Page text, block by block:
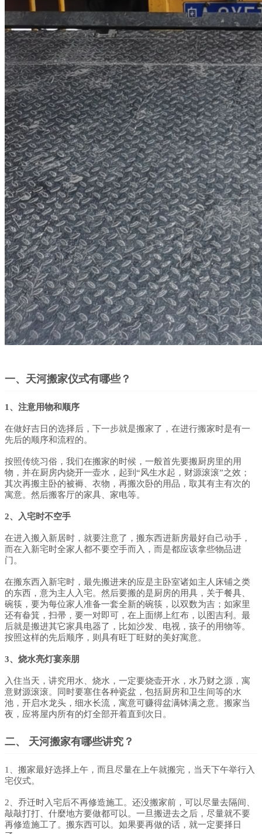
一、天河搬家仪式有哪些？
1、注意用物和顺序
在做好吉日的选择后，下一步就是搬家了，在进行搬家时是有一
先后的顺序和流程的。
按照传统习俗，我们在搬家的时候，一般首先要搬厨房里的用
物，并在厨房内烧开一壶水，起到“风生水起，财源滚滚”之效；
其次再搬主卧的被褥、衣物，再搬次卧的用品，取其有主有次的
寓意。然后搬客厅的家具、家电等。
2、入宅时不空手
在进入搬入新居时，就要注意了，搬东西进新房最好自己动手，
而在入新宅时全家人都不要空手而入，而是都应该拿些物品进
门。
在搬东西入新宅时，最先搬进来的应是主卧室诸如主人床铺之类
的东西，意为主人入宅。然后要搬的是厨房的用具，关于餐具、
碗筷，要为每位家人准备一套全新的碗筷，以双数为吉；如家里
还有畚箕，扫帚，要一对即可，在上面绑上红布，以图吉利。最
后就是搬进其它家具电器了，比如沙发、电视，孩子的用物等。
按照这样的先后顺序，则具有旺丁旺财的美好寓意。
3、烧水亮灯宴亲朋
入住当天，讲究用水、烧水，一定要烧壶开水，水乃财之源，寓
意财源滚滚。同时要塞住各种瓷盆，包括厨房和卫生间等的水
池，开启水龙头，细水长流，寓意可赚得盆满钵满之意。搬家当
夜，应将屋内所有的灯全部开着直到次日。
二、 天河搬家有哪些讲究？
1、搬家最好选择上午，而且尽量在上午就搬完，当天下午举行入
宅仪式。
2、乔迁时入宅后不再修造施工。还没搬家前，可以尽量去隔间、
敲敲打打、什麼地方要做都可以。一旦搬进去之后，尽量就不要
再修造施工了。搬东西可以。如果要再做的话，就一定要择日